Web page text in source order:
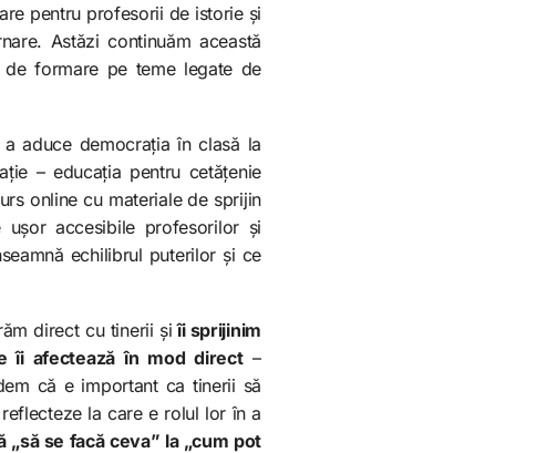
pentru profesorii de istorie și
Astăzi continuăm această
formare pe teme legate de
aduce democrația în clasă la
– educația pentru cetățenie
online cu materiale de sprijin
accesibile profesorilor și
echilibrul puterilor și ce
direct cu tinerii și îi sprijinim
îi afectează în mod direct–
că e important ca tinerii să
la care e rolul lor în a
se facă ceva” la „cum pot